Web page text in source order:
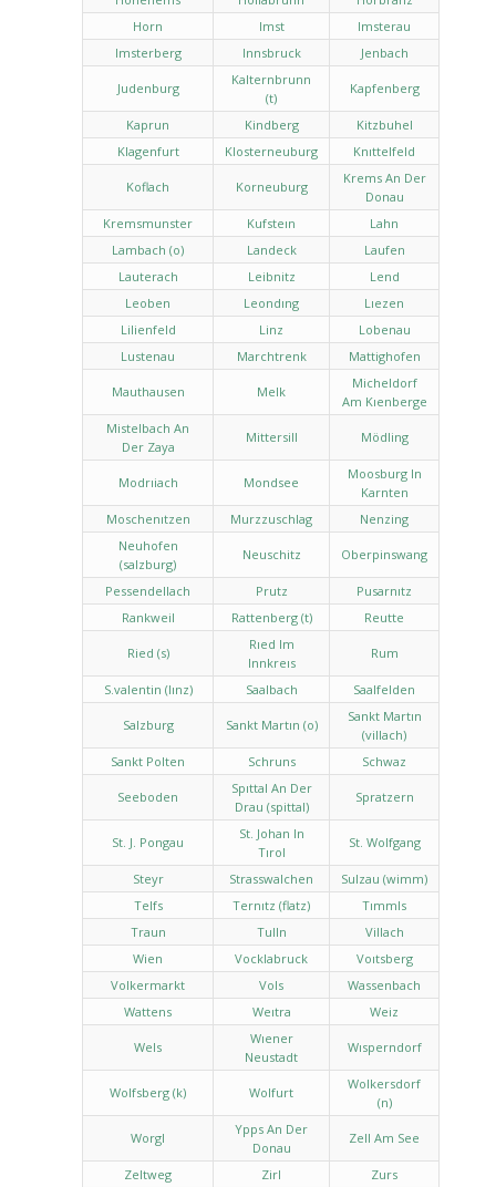
Horn
Imst
Imsterau
Imsterberg
Innsbruck Jenbach
Judenburg
Kalternbrunn
(t)
Kapfenberg
Kaprun Kindberg
Kitzbuhel
Klagenfurt
Klosterneuburg Knıttelfeld
Koflach Korneuburg
Krems An Der
Donau
Kremsmunster
Kufsteın
Lahn
Lambach (o)
Landeck
Laufen
Lauterach
Leibnitz
Lend
Leoben
Leondıng
Lıezen
Lilienfeld
Linz
Lobenau
Lustenau
Marchtrenk Mattighofen
Mauthausen Melk
Micheldorf
Am Kıenberge
Mistelbach An
Der Zaya
Mittersill Mödling
Modrıiach Mondsee
Moosburg In
Karnten
Moschenıtzen
Murzzuschlag
Nenzing
Neuhofen
(salzburg)
Neuschitz Oberpinswang
Pessendellach Prutz
Pusarnıtz
Rankweil
Rattenberg (t) Reutte
Ried (s)
Rıed Im
Innkreıs
Rum
S.valentin (lınz) Saalbach Saalfelden
Salzburg Sankt Martın (o)
Sankt Martın
(villach)
Sankt Polten
Schruns Schwaz
Seeboden
Spıttal An Der
Drau (spittal)
Spratzern
St. J. Pongau
St. Johan In
Tırol
St. Wolfgang
Steyr Strasswalchen
Sulzau (wimm)
Telfs
Ternıtz (flatz)
Tımmls
Traun
Tulln
Villach
Wien
Vocklabruck
Voıtsberg
Volkermarkt
Vols
Wassenbach
Wattens
Weıtra Weiz
Wels
Wıener
Neustadt
Wısperndorf
Wolfsberg (k) Wolfurt
Wolkersdorf
(n)
Worgl
Ypps An Der
Donau
Zell Am See
Zeltweg Zirl Zurs